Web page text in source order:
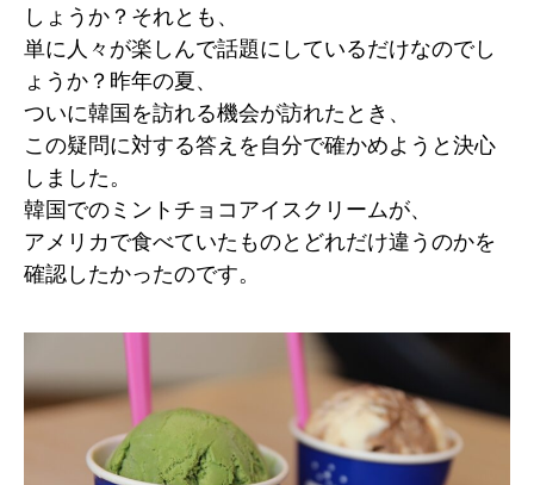
しょうか？それとも、
単に人々が楽しんで話題にしているだけなのでし
ょうか？昨年の夏、
ついに韓国を訪れる機会が訪れたとき、
この疑問に対する答えを自分で確かめようと決心
しました。
韓国でのミントチョコアイスクリームが、
アメリカで食べていたものとどれだけ違うのかを
確認したかったのです。